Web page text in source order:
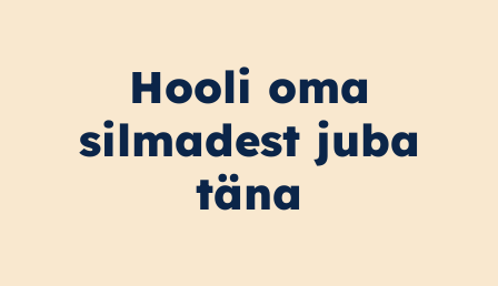
Hooli oma
silmadest juba
täna